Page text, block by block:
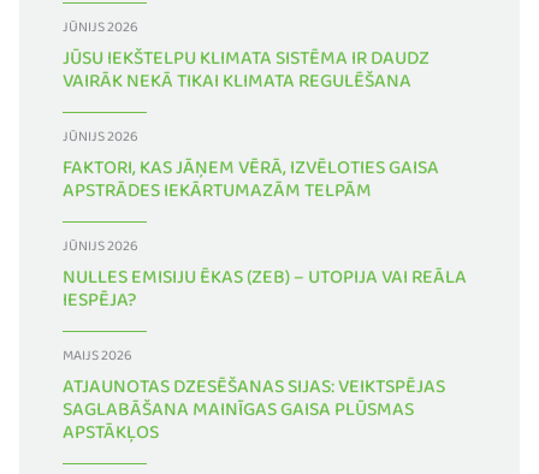
JŪNIJS 2026
JŪSU IEKŠTELPU KLIMATA SISTĒMA IR DAUDZ
VAIRĀK NEKĀ TIKAI KLIMATA REGULĒŠANA
JŪNIJS 2026
FAKTORI, KAS JĀŅEM VĒRĀ, IZVĒLOTIES GAISA
APSTRĀDES IEKĀRTUMAZĀM TELPĀM
JŪNIJS 2026
NULLES EMISIJU ĒKAS (ZEB) – UTOPIJA VAI REĀLA
IESPĒJA?
MAIJS 2026
ATJAUNOTAS DZESĒŠANAS SIJAS: VEIKTSPĒJAS
SAGLABĀŠANA MAINĪGAS GAISA PLŪSMAS
APSTĀKĻOS